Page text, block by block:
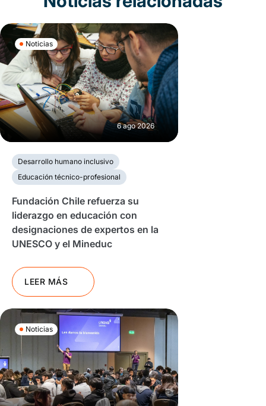
Noticias
6 ago 2026
Desarrollo humano inclusivo
Educación técnico-profesional
Fundación Chile refuerza su
liderazgo en educación con
designaciones de expertos en la
UNESCO y el Mineduc
LEER MÁS
Noticias